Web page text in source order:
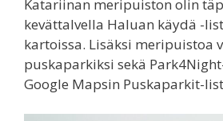
Katariinan meripuiston olin
kevättalvella Haluan käydä -
kartoissa. Lisäksi meripuistoa
puskaparkiksi sekä
Google Mapsin Puskaparkit-